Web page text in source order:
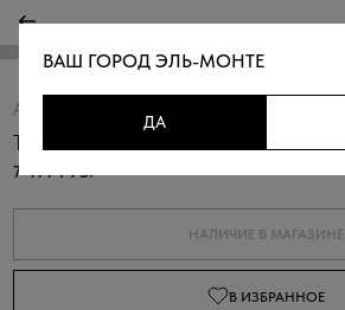
Артикул:
Туника трикотажная с разрезом
7 499 РУБ.
НАЛИЧИЕ В МАГАЗИНЕ
В ИЗБРАННОЕ
ВАШ ГОРОДЭЛЬ-МОНТЕ
ДА